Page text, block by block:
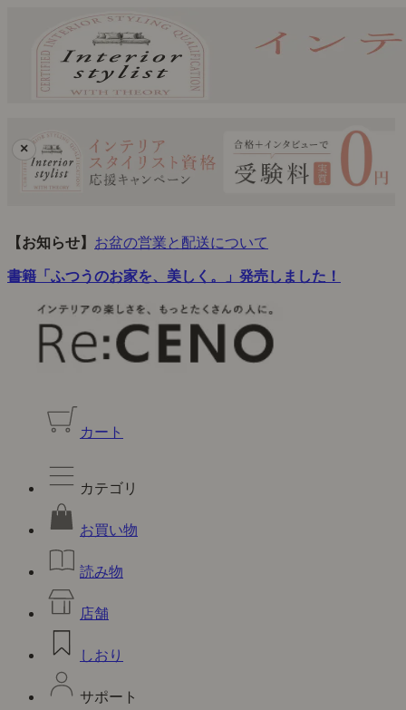
×
【お知らせ】 お盆の営業と配送について
書籍「ふつうのお家を、美しく。」発売しました！
カート
カテゴリ
お買い物
読み物
店舗
しおり
サポート